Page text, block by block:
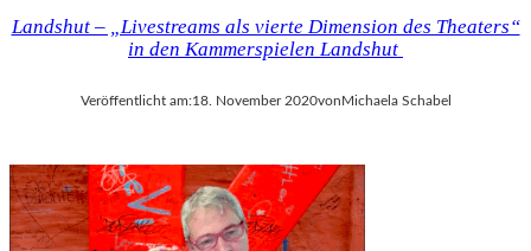
„
E
R
E
A
N
Landshut – „Livestreams als vierte Dimension des Theaters“
in den Kammerspielen Landshut
Veröffentlicht am:18. November 2020vonMichaela Schabel